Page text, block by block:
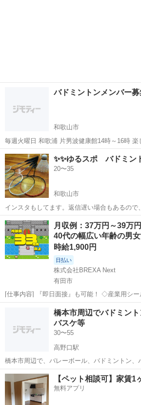
バドミントンメンバー募
和歌山市
毎週火曜日 和歌浦 片男波健康館14時～16時 楽
気軽にお越しください^^
和歌山 和歌山市 バドミントン
✨✨ゆるスポ バドミン
20〜35
和歌山市
インスタもしてます。返信遅い場合もあるので
ジください❗ _activ2020 「メンバー皆で楽しく
ンセプトの和歌山で活動してるサークルです😄
て、 20代...
和歌山 和歌山市 バドミントン 素人
月収例：37万円～39万
40代の幅広い年齢の男
時給1,900円
日払い
株式会社BREXA Next
有田市
[仕事内容] 『即日面接』も可能！ ◇産業用シール・パッキン製品の製
造作業◇ ・産業用シールやパッキン製品の小型プレス加工作業 ・仕上
げ、検査作業 ・プレス加工後の製品のバリ取
検査作業 ★空調完...
有田市 工場
橋本市周辺でバドミント
バスケ等
30〜55
高野口駅
橋本市周辺で、バレーボール、バドミントン、
ツされてるアラサー、アラフォーの方たちいた
えたりしませんか？（初心者レベルです。） た
ていますが、もう少し身体を動かした...
和歌山 橋本市 高野口駅 バドミントン
【ペット相談可】家賃1
無料アプリ